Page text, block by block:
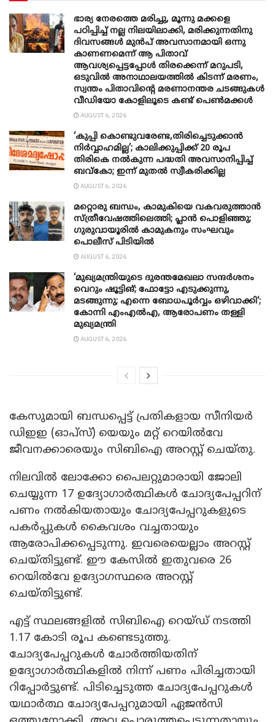
ഭാര്യ നേരത്തെ മരിച്ചു, മൂന്നു മക്കളെ
പഠിപ്പിച്ച് നല്ല നിലയിലാക്കി, മരിക്കുന്നതിനു
ദിവസങ്ങൾ മുൻപ് അവസാനമായി ഒന്നു
കാണണമെന്ന് ആ പിതാവ്
ആവശ്യപ്പെട്ടപ്പോൾ തിരക്കെന്ന് മറുപടി,
ഒടുവിൽ അനാഥാലയത്തിൽ കിടന്ന് മരണം,
സ്വന്തം പിതാവിന്റെ മരണാനന്തര ചടങ്ങുകൾ
വീഡിയോ കോളിലൂടെ കണ്ട് പെൺമക്കൾ
AUGUST 6, 2026
‘കുപ്പി കൊണ്ടുവരേണ്ട,തിരിച്ചെടുക്കാൻ
നിർവ്വാഹമില്ല’; കാലിക്കുപ്പിക്ക് 20 രൂപ
തിരികെ നൽകുന്ന പദ്ധതി അവസാനിപ്പിച്ച്
ബവ്‌കോ; ഇന്ന് മുതൽ സ്വീകരിക്കില്ല
AUGUST 6, 2026
മറ്റൊരു ബന്ധം, കാമുകിയെ വകവരുത്താൻ
സ്ത്രീവേഷത്തിലെത്തി; പ്ലാൻ പൊളിഞ്ഞു;
ഗുരുവായൂരിൽ കാമുകനും സംഘവും
പൊലീസ് പിടിയിൽ
AUGUST 6, 2026
‘മുഖ്യമന്ത്രിയുടെ ദുരന്തമേഖലാ സന്ദർശനം
വെറും ഷൂട്ടിങ്; ഫോട്ടോ എടുക്കുന്നു,
മടങ്ങുന്നു; എന്നെ ബോധപൂർവ്വം ഒഴിവാക്കി‘;
കോന്നി എംഎൽഎ, ആരോപണം തള്ളി
മുഖ്യമന്ത്രി
AUGUST 6, 2026
കേസുമായി ബന്ധപ്പെട്ട് പ്രതികളായ സീനിയര്‍
ഡിഇഇ (ഓപ്സ്) യെയും മറ്റ് റെയില്‍വേ
ജീവനക്കാരെയും സിബിഐ അറസ്റ്റ് ചെയ്തു.
നിലവില്‍ ലോക്കോ പൈലറ്റുമാരായി ജോലി
ചെയ്യുന്ന 17 ഉദ്യോഗാര്‍ത്ഥികള്‍ ചോദ്യപേപ്പറിന്
പണം നല്‍കിയതായും ചോദ്യപേപ്പറുകളുടെ
പകര്‍പ്പുകള്‍ കൈവശം വച്ചതായും
ആരോപിക്കപ്പെടുന്നു. ഇവരെയെല്ലാം അറസ്റ്റ്
ചെയ്തിട്ടുണ്ട്. ഈ കേസില്‍ ഇതുവരെ 26
റെയില്‍വേ ഉദ്യോഗസ്ഥരെ അറസ്റ്റ്
ചെയ്തിട്ടുണ്ട്.
എട്ട് സ്ഥലങ്ങളില്‍ സിബിഐ റെയ്ഡ് നടത്തി
1.17 കോടി രൂപ കണ്ടെടുത്തു.
ചോദ്യപേപ്പറുകള്‍ ചോര്‍ത്തിയതിന്
ഉദ്യോഗാര്‍ത്ഥികളില്‍ നിന്ന് പണം പിരിച്ചതായി
റിപ്പോര്‍ട്ടുണ്ട്. പിടിച്ചെടുത്ത ചോദ്യപേപ്പറുകള്‍
യഥാര്‍ത്ഥ ചോദ്യപേപ്പറുമായി ഏജന്‍സി